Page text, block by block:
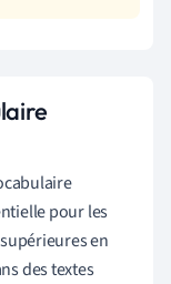
pour les
en
des textes